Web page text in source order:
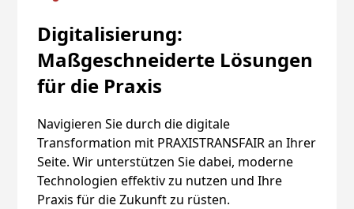
Digitalisierung:
Maßgeschneiderte Lösungen
für die Praxis
Navigieren Sie durch die digitale
Transformation mit PRAXISTRANSFAIR an Ihrer
Seite. Wir unterstützen Sie dabei, moderne
Technologien effektiv zu nutzen und Ihre
Praxis für die Zukunft zu rüsten.